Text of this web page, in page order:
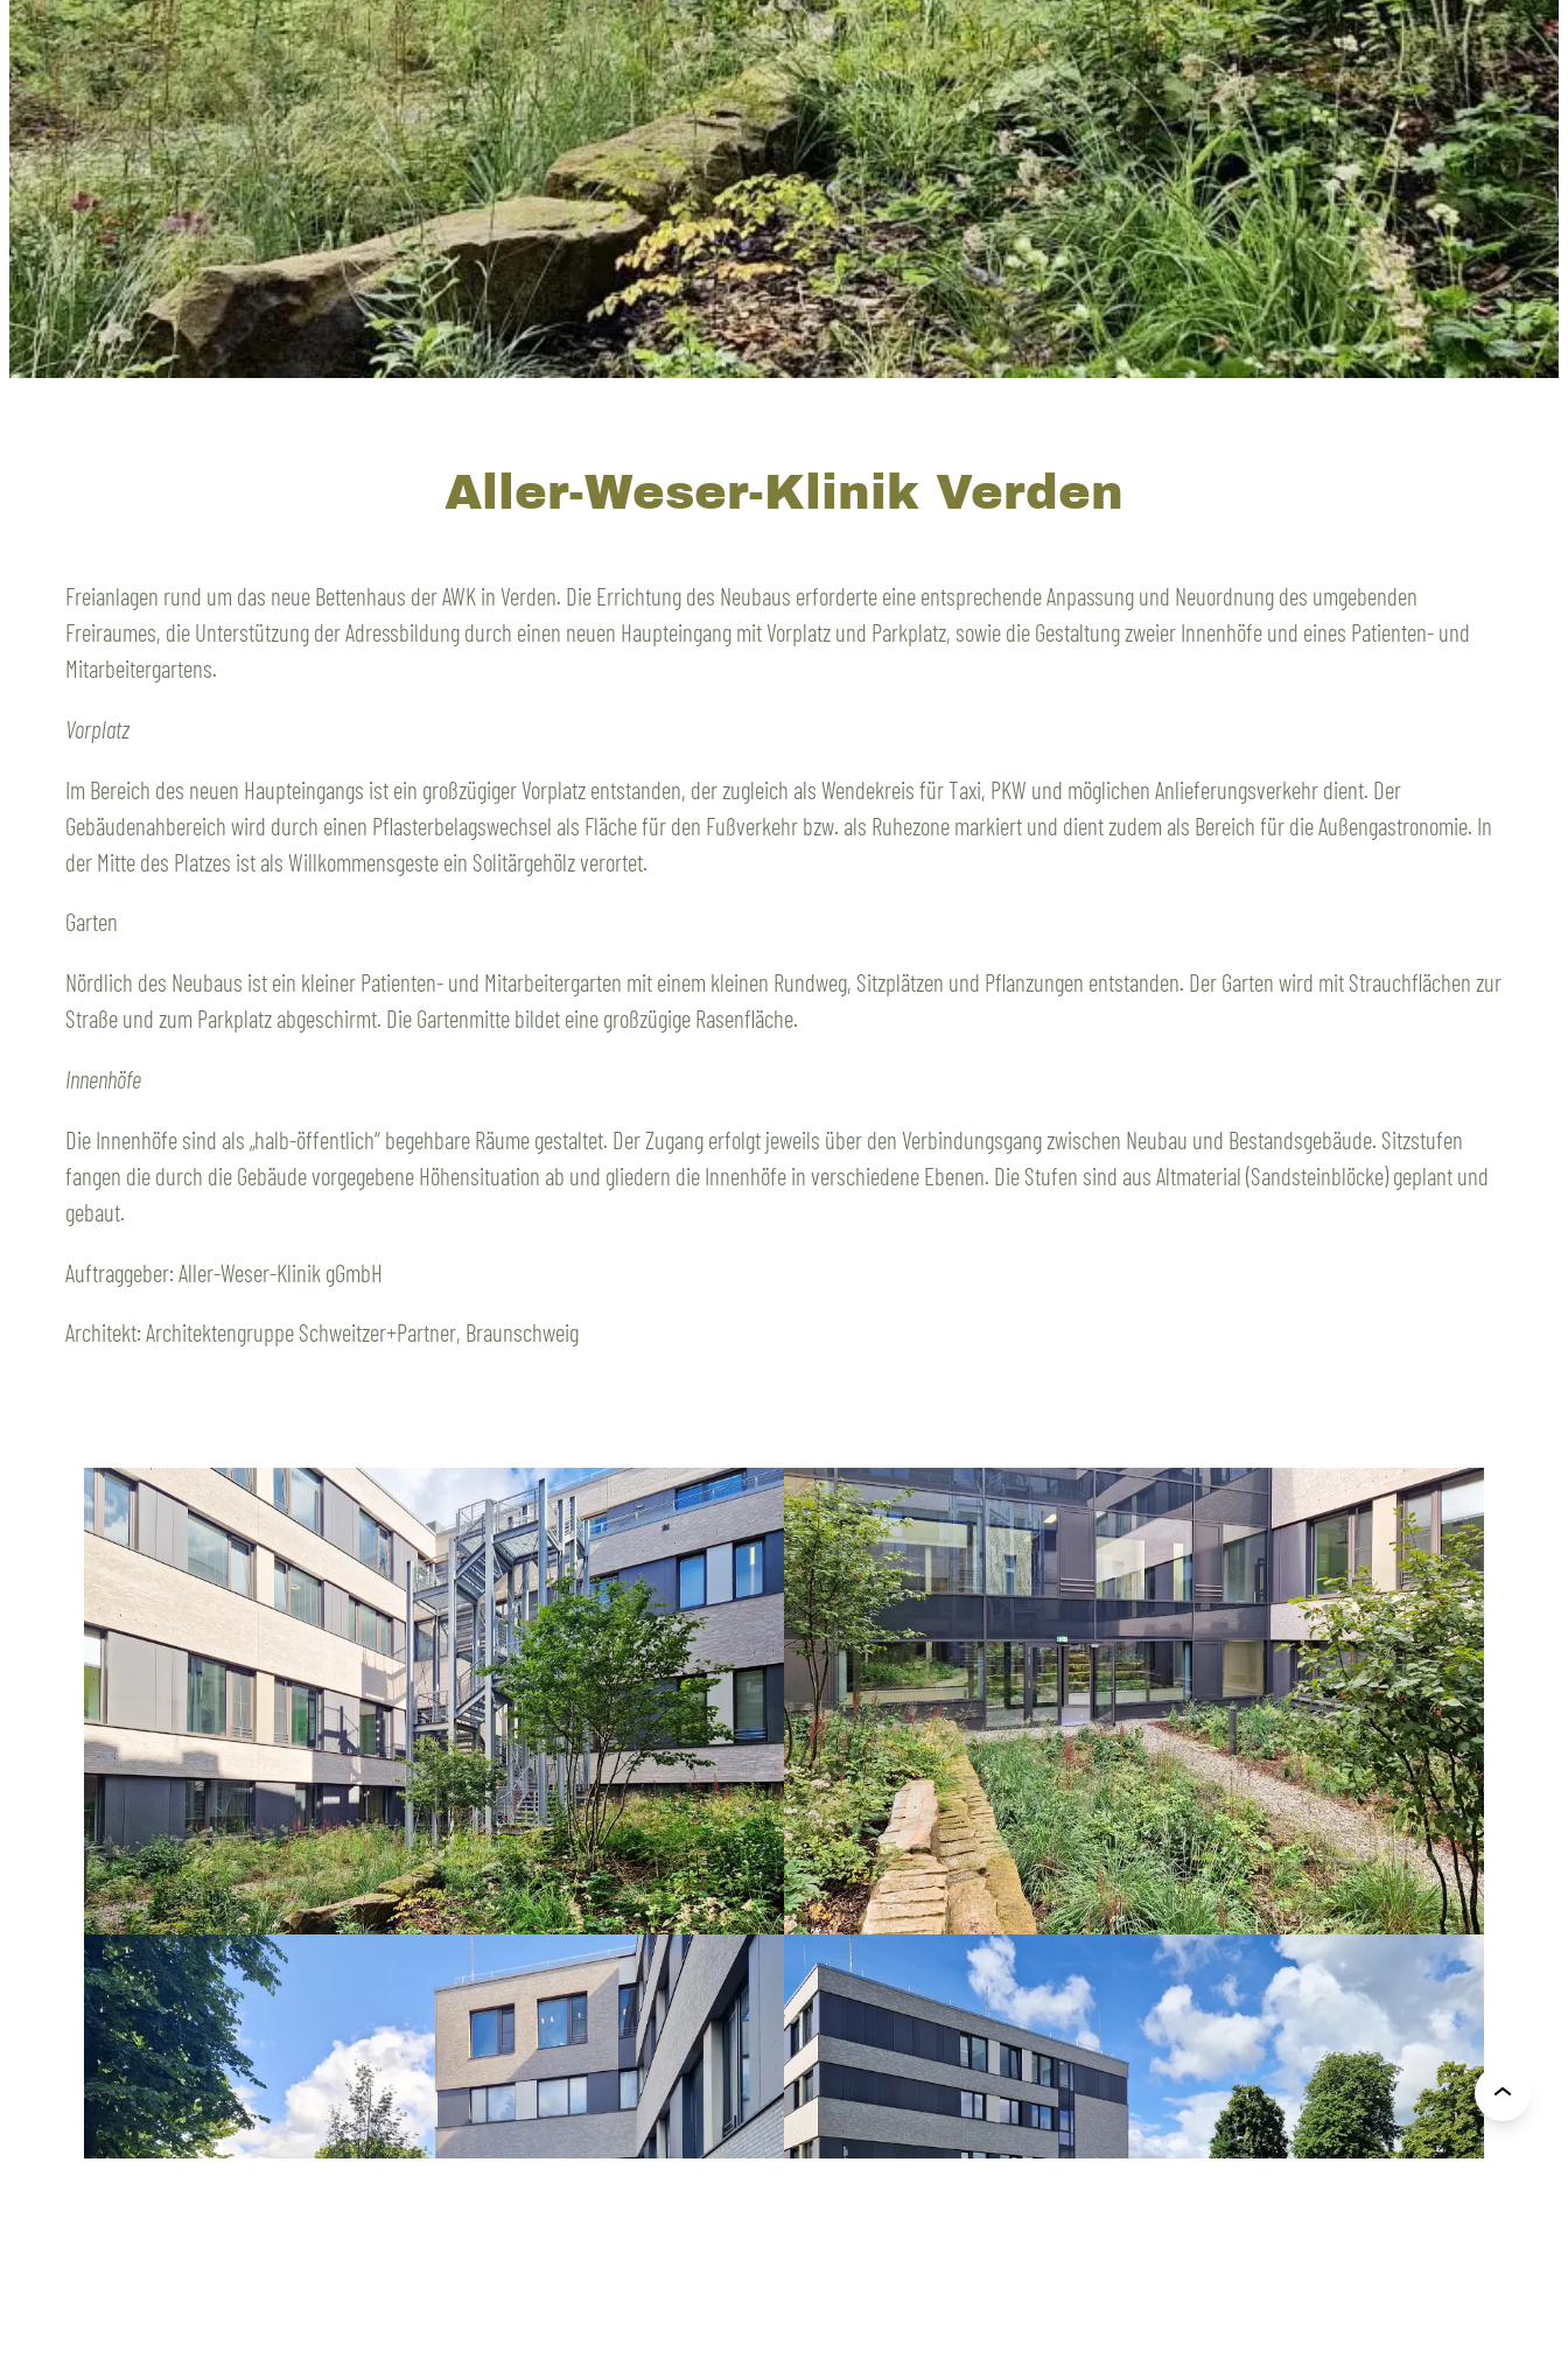
Aller-Weser-Klinik Verden
Freianlagen rund um das neue Bettenhaus der AWK in Verden. Die Errichtung des Neubaus erforderte eine entsprechende Anpassung und Neuordnung des umgebenden
Freiraumes, die Unterstützung der Adressbildung durch einen neuen Haupteingang mit Vorplatz und Parkplatz, sowie die Gestaltung zweier Innenhöfe und eines Patienten- und
Mitarbeitergartens.
Vorplatz
Im Bereich des neuen Haupteingangs ist ein großzügiger Vorplatz entstanden, der zugleich als Wendekreis für Taxi, PKW und möglichen Anlieferungsverkehr dient. Der
Gebäudenahbereich wird durch einen Pflasterbelagswechsel als Fläche für den Fußverkehr bzw. als Ruhezone markiert und dient zudem als Bereich für die Außengastronomie. In
der Mitte des Platzes ist als Willkommensgeste ein Solitärgehölz verortet.
Garten
Nördlich des Neubaus ist ein kleiner Patienten- und Mitarbeitergarten mit einem kleinen Rundweg, Sitzplätzen und Pflanzungen entstanden. Der Garten wird mit Strauchflächen zur
Straße und zum Parkplatz abgeschirmt. Die Gartenmitte bildet eine großzügige Rasenfläche.
Innenhöfe
Die Innenhöfe sind als „halb-öffentlich“ begehbare Räume gestaltet. Der Zugang erfolgt jeweils über den Verbindungsgang zwischen Neubau und Bestandsgebäude. Sitzstufen
fangen die durch die Gebäude vorgegebene Höhensituation ab und gliedern die Innenhöfe in verschiedene Ebenen. Die Stufen sind aus Altmaterial (Sandsteinblöcke) geplant und
gebaut.
Auftraggeber: Aller-Weser-Klinik gGmbH
Architekt: Architektengruppe Schweitzer+Partner, Braunschweig